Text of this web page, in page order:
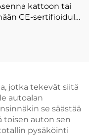
kattoon tai
CE-sertifioidulla
jotka tekevät siitä
autoalan
se säästää
toisen auton sen
pysäköinti